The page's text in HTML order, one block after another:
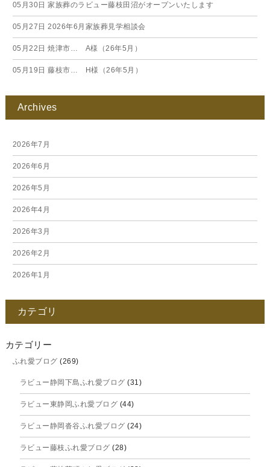
05月30日 家族葬のラビュー藤枝田沼がオープンいたします
05月27日 2026年6月家族葬見学相談会
05月22日 焼津市… A様（26年5月）
05月19日 藤枝市… H様（26年5月）
Archives
2026年7月
2026年6月
2026年5月
2026年4月
2026年3月
2026年2月
2026年1月
2025年11月
2025年10月
2025年9月
2025年8月
2025年7月
2025年6月
2025年5月
カテゴリ
カテゴリー
ふれ愛ブログ (269)
ラビュー静岡下島ふれ愛ブログ (31)
ラビュー東静岡ふれ愛ブログ (44)
ラビュー静岡沓谷ふれ愛ブログ (24)
ラビュー藤枝ふれ愛ブログ (28)